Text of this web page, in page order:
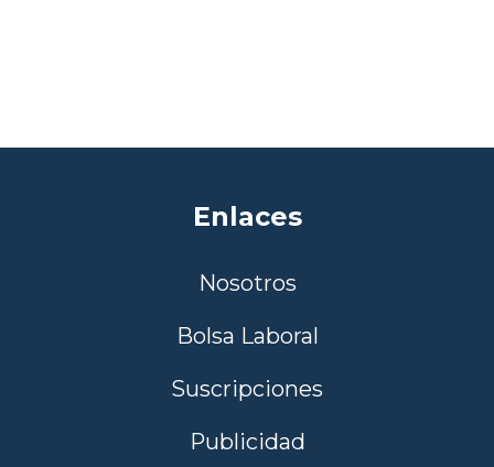
Enlaces
Nosotros
Bolsa Laboral
Suscripciones
Publicidad